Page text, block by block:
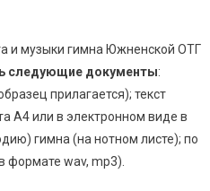
и музыки гимна Южненской ОТГ
следующие документы:
прилагается); текст
А4 или в электронном виде в
гимна (на нотном листе); по
wav, mp3).